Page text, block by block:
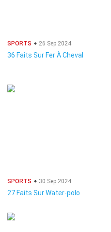
SPORTS 26 Sep 2024
36 Faits Sur Fer À Cheval
SPORTS 30 Sep 2024
27 Faits Sur Water-polo